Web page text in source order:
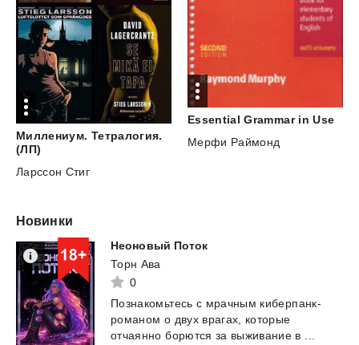
Миллениум. Тетралогия.
(ЛП)
Ларссон Стиг
Essential Grammar in Use
Мерфи Раймонд
Новинки
Неоновый Поток
Торн Ава
0
Познакомьтесь с мрачным киберпанк-
романом о двух врагах, которые
отчаянно борются за выживание в ...